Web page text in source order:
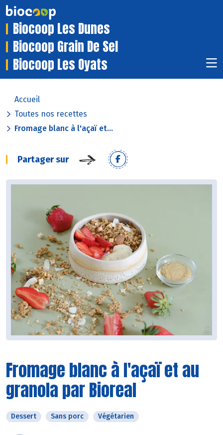
Biocoop Les Dunes
Biocoop Grain De Sel
Biocoop Les Oyats
Accueil
Toutes nos recettes
Fromage blanc à l'açaï et...
Partager sur
Fromage blanc à l'açaï et au
granola par Bioreal
Dessert Sans porc Végétarien